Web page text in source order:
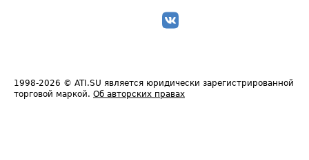
1998-2026 © ATI.SU является юридически зарегистрированной
торговой маркой. Об авторских правах